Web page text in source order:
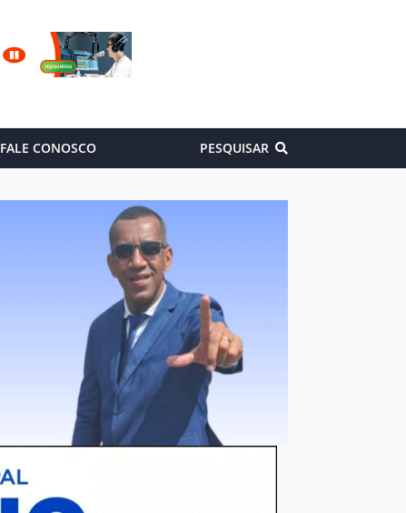
FALE CONOSCO PESQUISAR